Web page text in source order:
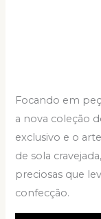
Focando em
a nova coleção
exclusivo e o
de sola
preciosas que
confecção.